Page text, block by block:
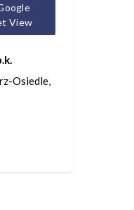
View
Osiedle,